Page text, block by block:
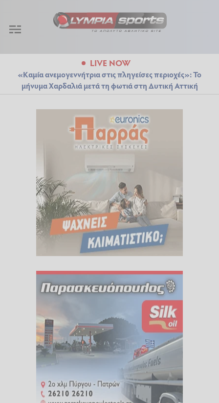
LIVE NOW
«Καμία ανεμογεννήτρια στις πληγείσες περιοχές»: Το
μήνυμα Χαρδαλιά μετά τη φωτιά στη Δυτική Αττική